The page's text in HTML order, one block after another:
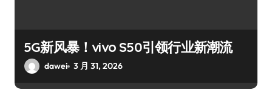
5G新风暴！vivo S50引领行业新潮流
dawei 3 月 31, 2026